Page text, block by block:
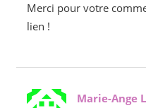
Merci pour votre
lien !
Marie-Ange